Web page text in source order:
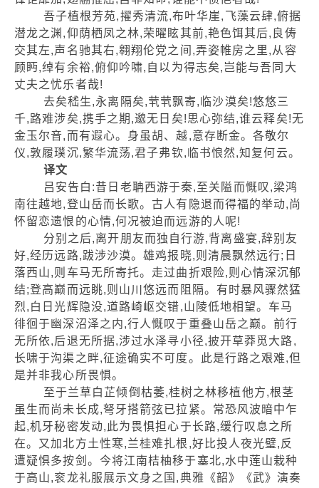
吾子植根芳苑,擢秀清流,布叶华崖,飞藻云肆,俯据
潜龙之渊,仰荫栖凤之林,荣曜眩其前,艳色饵其后,良俦
交其左,声名驰其右,翱翔伦党之间,弄姿帷房之里,从容
顾眄,绰有余裕,俯仰吟啸,自以为得志矣,岂能与吾同大
丈夫之忧乐者哉!
去矣嵇生,永离隔矣,茕茕飘寄,临沙漠矣!悠悠三
千,路难涉矣,携手之期,邈无日矣!思心弥结,谁云释矣!无
金玉尔音,而有遐心。身虽胡、越,意存断金。各敬尔
仪,敦履璞沉,繁华流荡,君子弗钦,临书悢然,知复何云。
译文
吕安告白:昔日老聃西游于秦,至关隘而慨叹,梁鸿
南往越地,登山岳而长歌。古人有隐退而得福的举动,尚
怀留恋遗恨的心情,何况被迫而远游的人呢!
分别之后,离开朋友而独自行游,背离盛宴,辞别友
好,经历远路,跋涉沙漠。雄鸡报晓,则清晨飘然远行;日
落西山,则车马无所寄托。走过曲折艰险,则心情深沉郁
结;登高巅而远眺,则山川悠远而阻隔。有时暴风骤然猛
烈,白日光辉隐没,道路崎岖交错,山陵低地相望。车马
徘徊于幽深沼泽之内,行人慨叹于重叠山岳之巅。前行
无所依,后退无所据,涉过水泽寻小径,披开草莽觅大路,
长啸于沟渠之畔,征途确实不可度。此是行路之艰难,但
是并非我心所畏惧。
至于兰草白芷倾倒枯萎,桂树之林移植他方,根茎
虽生而尚未长成,弩牙搭箭弦已拉紧。常恐风波暗中乍
起,机牙秘密发动,此为畏惧担心于长路,缓行叹息之所
在。又加北方土性寒,兰桂难扎根,好比投人夜光璧,反
遭疑惧多按剑。今将江南桔柚移于塞北,水中莲山栽种
于高山,衮龙礼服展示文身之国,典雅《韶》《武》演奏